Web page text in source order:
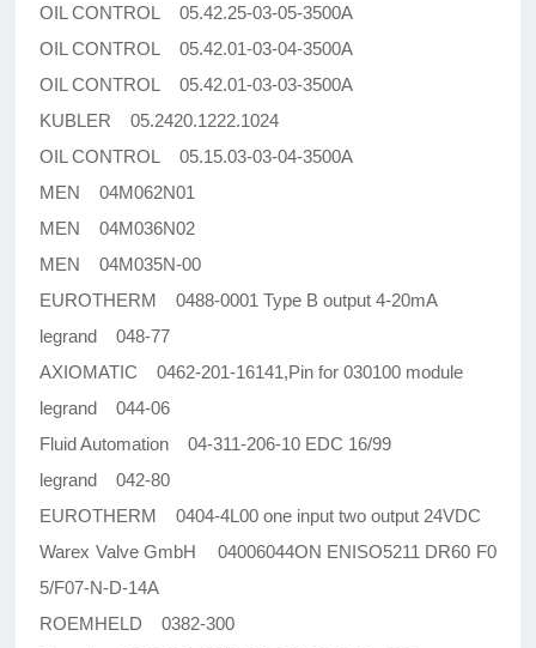
OIL CONTROL 05.42.25-03-05-3500A
OIL CONTROL 05.42.01-03-04-3500A
OIL CONTROL 05.42.01-03-03-3500A
KUBLER 05.2420.1222.1024
OIL CONTROL 05.15.03-03-04-3500A
MEN 04M062N01
MEN 04M036N02
MEN 04M035N-00
EUROTHERM 0488-0001 Type B output 4-20mA
legrand 048-77
AXIOMATIC 0462-201-16141,Pin for 030100 module
legrand 044-06
Fluid Automation 04-311-206-10 EDC 16/99
legrand 042-80
EUROTHERM 0404-4L00 one input two output 24VDC
Warex Valve GmbH 04006044ON ENISO5211 DR60 F0
5/F07-N-D-14A
ROEMHELD 0382-300